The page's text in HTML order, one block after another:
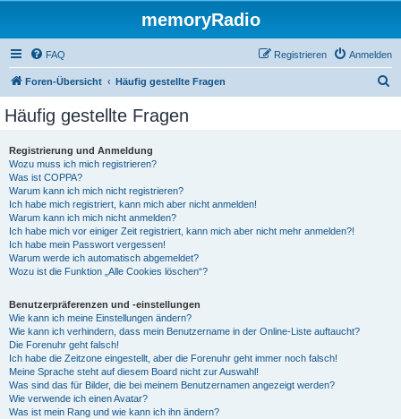
memoryRadio
FAQ Anmelden
Registrieren
Foren-Übersicht Häufig gestellte Fragen
Häufig gestellte Fragen
Registrierung und Anmeldung
Wozu muss ich mich registrieren?
Was ist COPPA?
Warum kann ich mich nicht registrieren?
Ich habe mich registriert, kann mich aber nicht anmelden!
Warum kann ich mich nicht anmelden?
Ich habe mich vor einiger Zeit registriert, kann mich aber nicht mehr anmelden?!
Ich habe mein Passwort vergessen!
Warum werde ich automatisch abgemeldet?
Wozu ist die Funktion „Alle Cookies löschen“?
Benutzerpräferenzen und -einstellungen
Wie kann ich meine Einstellungen ändern?
Wie kann ich verhindern, dass mein Benutzername in der Online-Liste auftaucht?
Die Forenuhr geht falsch!
Ich habe die Zeitzone eingestellt, aber die Forenuhr geht immer noch falsch!
Meine Sprache steht auf diesem Board nicht zur Auswahl!
Was sind das für Bilder, die bei meinem Benutzernamen angezeigt werden?
Wie verwende ich einen Avatar?
Was ist mein Rang und wie kann ich ihn ändern?